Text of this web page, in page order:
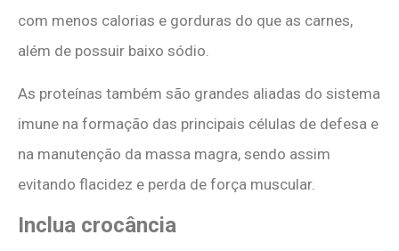
com menos calorias e gorduras do que as carnes,
além de possuir baixo sódio.
As proteínas também são grandes aliadas do sistema
imune na formação das principais células de defesa e
na manutenção da massa magra, sendo assim
evitando flacidez e perda de força muscular.
Inclua crocância